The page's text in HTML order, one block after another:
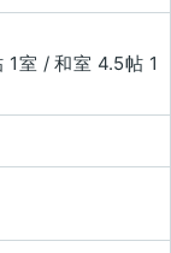
1室 / 和室 4.5帖 1